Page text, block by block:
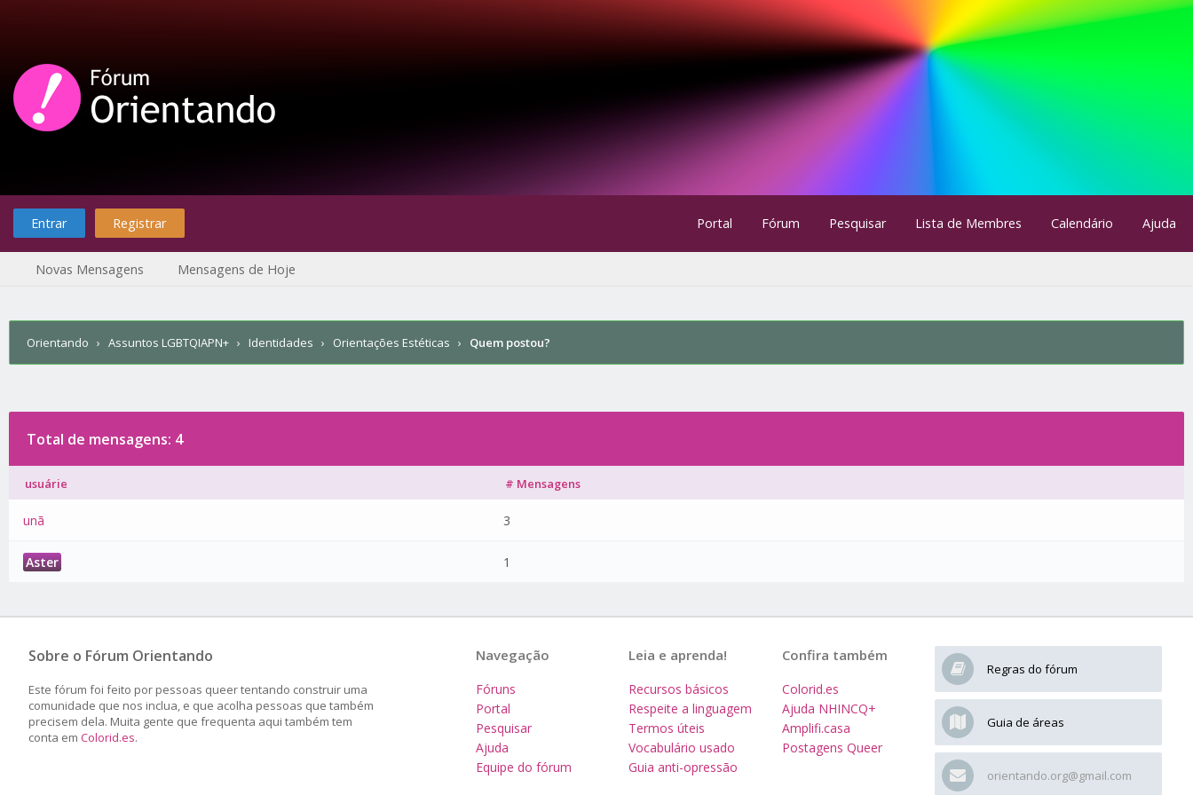
Entrar Registrar Portal Fórum Pesquisar Lista de Membres Calendário Ajuda
Novas Mensagens Mensagens de Hoje
Orientando › Assuntos LGBTQIAPN+ › Identidades › Orientações Estéticas › Quem postou?
Total de mensagens: 4
usuárie # Mensagens
unã 3
Aster 1
Sobre o Fórum Orientando
Este fórum foi feito por pessoas queer tentando construir uma
comunidade que nos inclua, e que acolha pessoas que também
precisem dela. Muita gente que frequenta aqui também tem
conta em Colorid.es.
Regras do fórum
Guia de áreas
orientando.org@gmail.com
Confira também
Colorid.es
Ajuda NHINCQ+
Amplifi.casa
Postagens Queer
Leia e aprenda!
Recursos básicos
Respeite a linguagem
Termos úteis
Vocabulário usado
Guia anti-opressão
Navegação
Fóruns
Portal
Pesquisar
Ajuda
Equipe do fórum